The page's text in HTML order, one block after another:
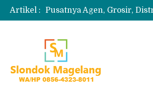
Artikel :
Produksi Slondok
Jual Puyur Koin Mentah 1